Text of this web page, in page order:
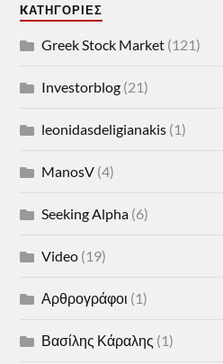
KΑΤΗΓΟΡΊΕΣ
Greek Stock Market (121)
Investorblog (21)
leonidasdeligianakis (1)
ManosV (4)
Seeking Alpha (6)
Video (19)
Αρθρογράφοι (1)
Βασίλης Κάραλης (1)